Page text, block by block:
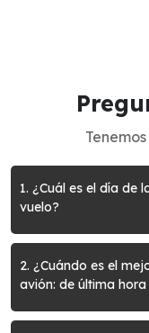
1. ¿Cuál es el día de
vuelo?
2. ¿Cuándo es el
avión: de última